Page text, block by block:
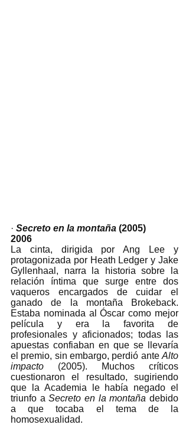
· Secreto en la montaña (2005)
2006
La cinta, dirigida por Ang Lee y
protagonizada por Heath Ledger y Jake
Gyllenhaal, narra la historia sobre la
relación íntima que surge entre dos
vaqueros encargados de cuidar el
ganado de la montaña Brokeback.
Estaba nominada al Óscar como mejor
película y era la favorita de
profesionales y aficionados; todas las
apuestas confiaban en que se llevaría
el premio, sin embargo, perdió ante Alto
impacto (2005). Muchos críticos
cuestionaron el resultado, sugiriendo
que la Academia le había negado el
triunfo a Secreto en la montaña debido
a que tocaba el tema de la
homosexualidad.